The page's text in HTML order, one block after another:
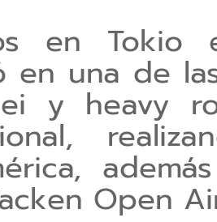
en Tokio
en una de
y heavy
Open